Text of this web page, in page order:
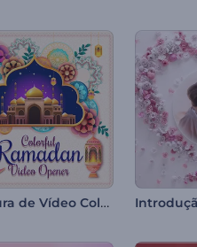
Abertura de Vídeo Colorida para o Ramadã